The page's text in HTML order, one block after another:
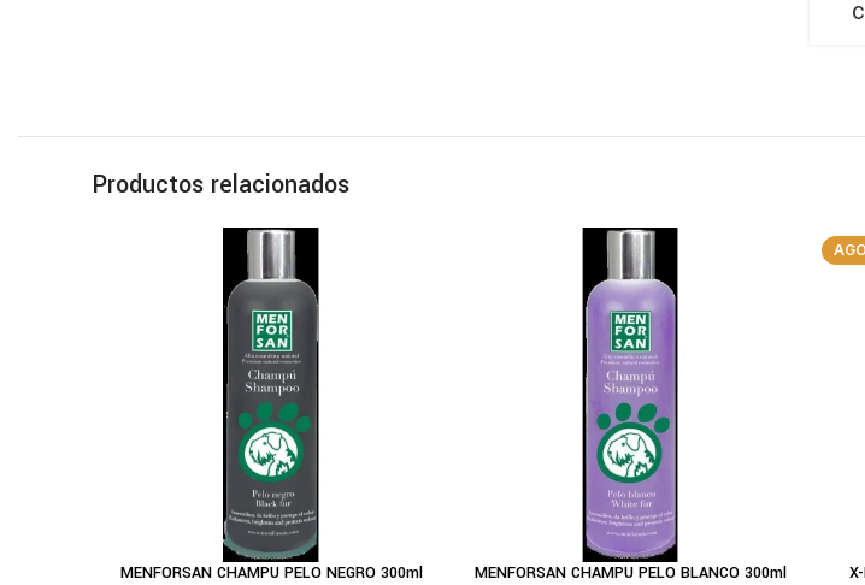
Productos relacionados
AÑADIR AL CARRITO
MENFORSAN CHAMPU PELO NEGRO 300ml AÑADIR AL CARRITO
MENFORSAN CHAMPU PELO BLANCO 300ml